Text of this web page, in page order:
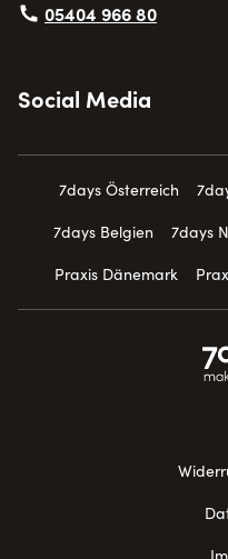
05404 966 80
Social Media
7days Österreich
7days Belgien
7days
Praxis Dänemark